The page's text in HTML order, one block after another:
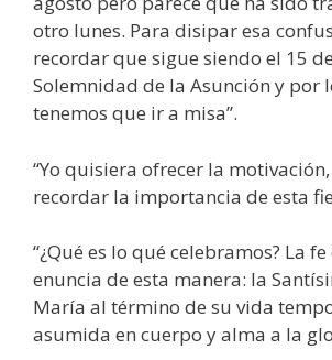
otro lunes. Para disipar esa
recordar que sigue siendo el 15
Solemnidad de la Asunción y por
tenemos que ir a misa”.
“Yo quisiera ofrecer la
recordar la importancia de esta
“¿Qué es lo qué celebramos? La
enuncia de esta manera: la
María al término de su vida
asumida en cuerpo y alma a la